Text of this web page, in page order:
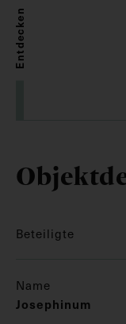
Entdecken
Beteiligte
Name
Josephinum